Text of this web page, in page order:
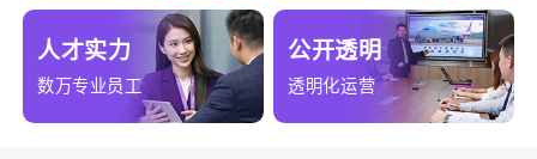
人才实力
数万专业员工
公开透明
透明化运营